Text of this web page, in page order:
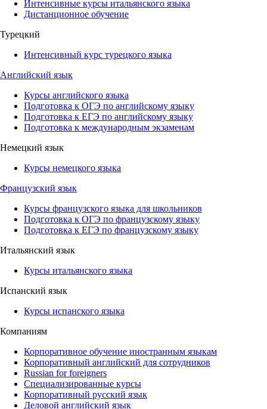
Интенсивные курсы итальянского языка
Дистанционное обучение
Турецкий
Интенсивный курс турецкого языка
Английский язык
Курсы английского языка
Подготовка к ОГЭ по английскому языку
Подготовка к ЕГЭ по английскому языку
Подготовка к международным экзаменам
Немецкий язык
Курсы немецкого языка
Французский язык
Курсы французского языка для школьников
Подготовка к ОГЭ по французскому языку
Подготовка к ЕГЭ по французскому языку
Итальянский язык
Курсы итальянского языка
Испанский язык
Курсы испанского языка
Компаниям
Корпоративное обучение иностранным языкам
Корпоративный английский для сотрудников
Russian for foreigners
Специализированные курсы
Корпоративный русский язык
Деловой английский язык